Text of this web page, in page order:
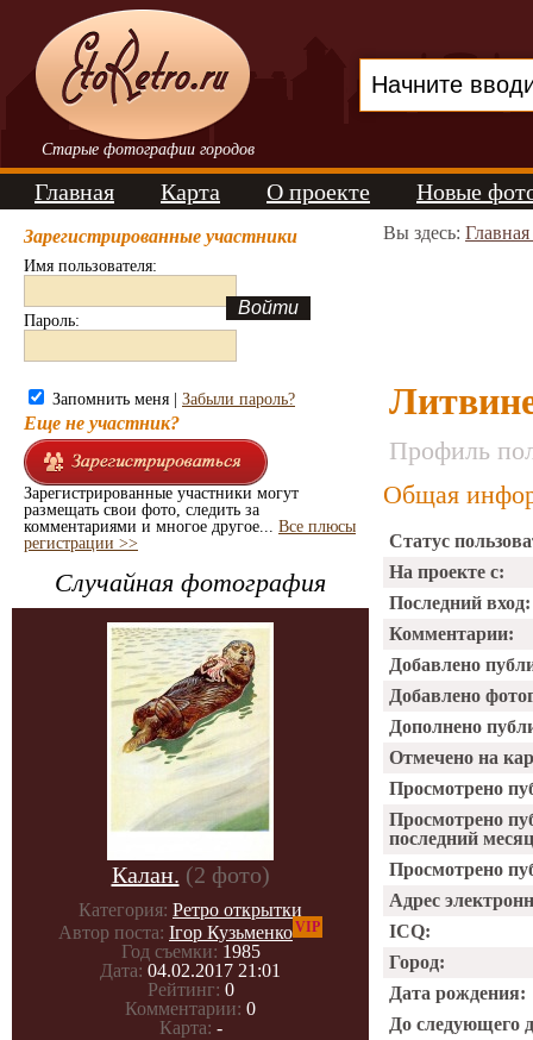
Старые фотографии городов
Главная Карта О проекте Новые
Зарегистрированные участники
Имя пользователя:
Пароль:
Запомнить меня | Забыли пароль?
Еще не участник?
Зарегистрированные участники могут
размещать свои фото, следить за
комментариями и многое другое... Все плюсы
регистрации >>
Случайная фотография
Калан. (2 фото)
Категория: Ретро открытки
Автор поста: Ігор КузьменкоVIP
Год съемки: 1985
Дата: 04.02.2017 21:01
Рейтинг: 0
Комментарии: 0
Карта: -
Вы здесь:
Профиль
Общая
Статус
На проекте с:
Последний вход:
Комментарии:
Добавлено
Добавлено
Дополнено
Отмечено на
Просмотрено
Просмотрено
последний
Просмотрено
Адрес
ICQ:
Город:
Дата рождения:
До следующего